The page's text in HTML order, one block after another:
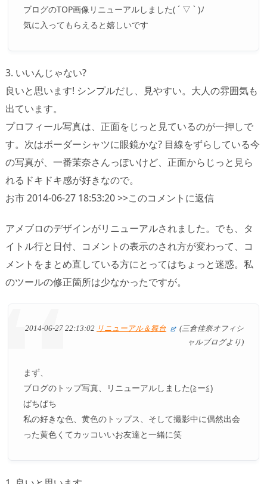
ブログのTOP画像リニューアルしました( ´ ▽ ` )ﾉ
気に入ってもらえると嬉しいです
3. いいんじゃない?
良いと思います! シンプルだし、見やすい。大人の雰囲気も
出ています。
プロフィール写真は、正面をじっと見ているのが一押しで
す。次はボーダーシャツに眼鏡かな? 目線をずらしている今
の写真が、一番茉奈さんっぽいけど、正面からじっと見ら
れるドキドキ感が好きなので。
お市 2014-06-27 18:53:20 >>このコメントに返信
アメブロのデザインがリニューアルされました。でも、タ
イトル行と日付、コメントの表示のされ方が変わって、コ
メントをまとめ直している方にとってはちょっと迷惑。私
のツールの修正箇所は少なかったですが。
2014-06-27 22:13:02 リニューアル＆舞台
(三倉佳奈オフィシ
ャルブログより)
まず、
ブログのトップ写真、リニューアルしました(≧ー≦)
ぱちぱち
私の好きな色、黄色のトップス、そして撮影中に偶然出会
った黄色くてカッコいいお友達と一緒に笑